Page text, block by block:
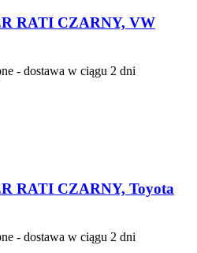
RATI CZARNY, VW
- dostawa w ciągu 2 dni
RATI CZARNY, Toyota
- dostawa w ciągu 2 dni